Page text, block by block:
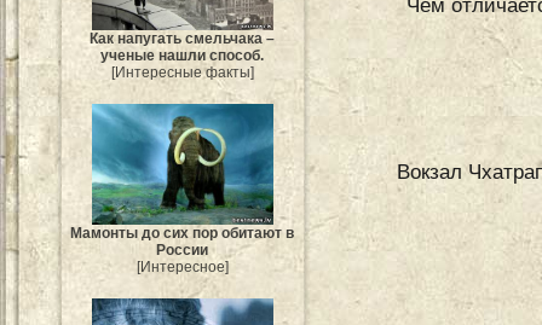
Как напугать смельчака –
ученые нашли способ.
[Интересные факты]
Мамонты до сих пор обитают в
России
[Интересное]
Чем
Вокзал